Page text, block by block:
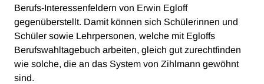
Berufs-Interessenfeldern von Erwin Egloff
gegenüberstellt. Damit können sich Schülerinnen und
Schüler sowie Lehrpersonen, welche mit Egloffs
Berufswahltagebuch arbeiten, gleich gut zurechtfinden
wie solche, die an das System von Zihlmann gewöhnt
sind.